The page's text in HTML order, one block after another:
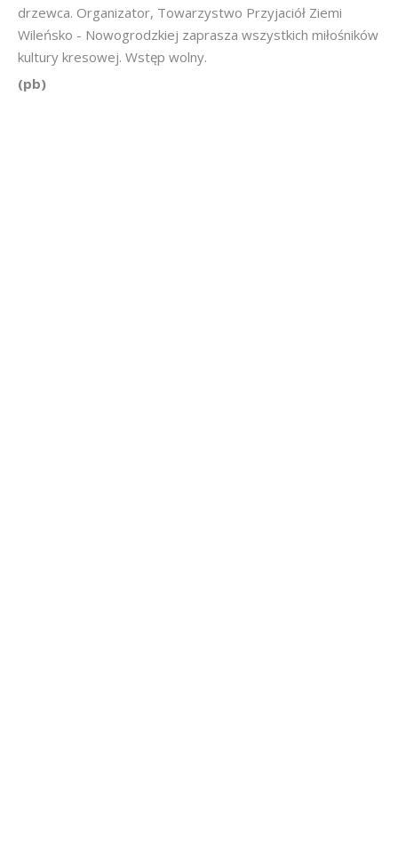
drzewca. Organizator, Towarzystwo Przyjaciół Ziemi
Wileńsko - Nowogrodzkiej zaprasza wszystkich miłośników
kultury kresowej. Wstęp wolny.
(pb)